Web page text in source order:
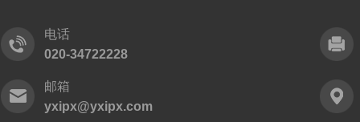
电话
020-34722228
邮箱
yxipx@yxipx.com